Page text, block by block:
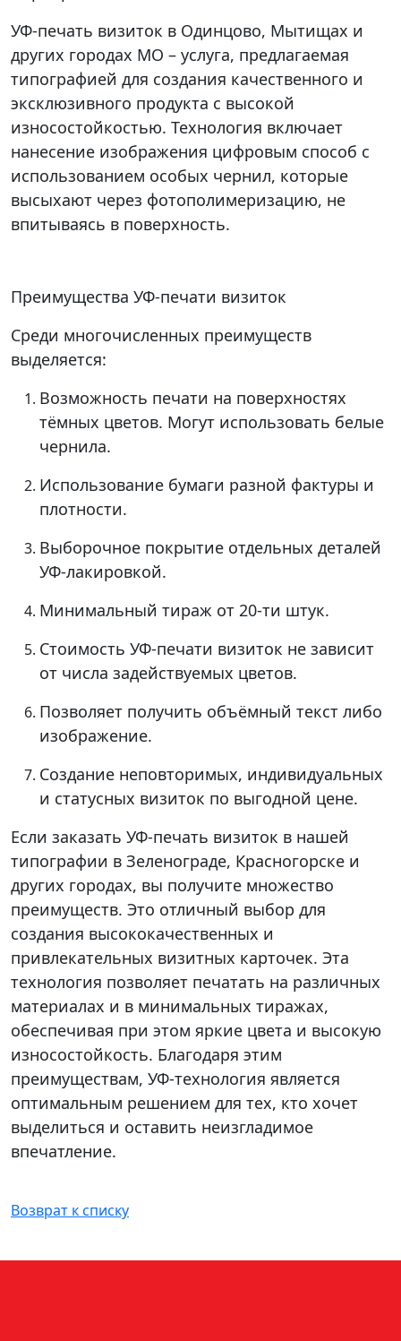
УФ-печать визиток в Одинцово, Мытищах и
других городах МО – услуга, предлагаемая
типографией для создания качественного и
эксклюзивного продукта с высокой
износостойкостью. Технология включает
нанесение изображения цифровым способ с
использованием особых чернил, которые
высыхают через фотополимеризацию, не
впитываясь в поверхность.
Преимущества УФ-печати визиток
Среди многочисленных преимуществ
выделяется:
Возможность печати на поверхностях
тёмных цветов. Могут использовать белые
чернила.
Использование бумаги разной фактуры и
плотности.
Выборочное покрытие отдельных деталей
УФ-лакировкой.
Минимальный тираж от 20-ти штук.
Стоимость УФ-печати визиток не зависит
от числа задействуемых цветов.
Позволяет получить объёмный текст либо
изображение.
Создание неповторимых, индивидуальных
и статусных визиток по выгодной цене.
Если заказать УФ-печать визиток в нашей
типографии в Зеленограде, Красногорске и
других городах, вы получите множество
преимуществ. Это отличный выбор для
создания высококачественных и
привлекательных визитных карточек. Эта
технология позволяет печатать на различных
материалах и в минимальных тиражах,
обеспечивая при этом яркие цвета и высокую
износостойкость. Благодаря этим
преимуществам, УФ-технология является
оптимальным решением для тех, кто хочет
выделиться и оставить неизгладимое
впечатление.
Возврат к списку